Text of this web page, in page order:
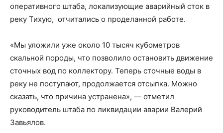
оперативного штаба, локализующие аварийный сток в
реку Тихую, отчитались о проделанной работе.
«Мы уложили уже около 10 тысяч кубометров
скальной породы, что позволило остановить движение
сточных вод по коллектору. Теперь сточные воды в
реку не поступают, продолжается отсыпка. Можно
сказать, что причина устранена», — отметил
руководитель штаба по ликвидации аварии Валерий
Завьялов.